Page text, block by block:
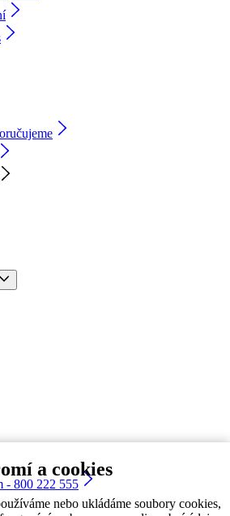
a cookies
nebo ukládáme soubory cookies,
- 800 222 555